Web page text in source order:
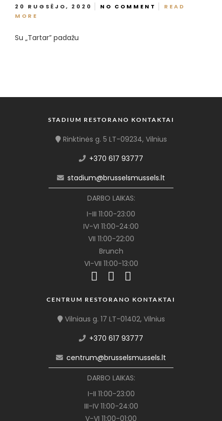
20 RUGSĖJO, 2020 NO COMMENT
READ
MORE
Su „Tartar” padažu
STADIUM RESTORANO KONTAKTAI
Rinktinės g. 5 LT-09234, Vilnius
+370 617 93777
stadium@brusselsmussels.lt
DARBO LAIKAS:
I-III 11:00-23:00
IV-VI 11:00-24:00
VII 11:00-22:00
Brunch
VI-VII 11:00-13:00
CENTRUM RESTORANO KONTAKTAI
Vilniaus g. 17 LT-01402, Vilnius
+370 617 93777
centrum@brusselsmussels.lt
DARBO LAIKAS:
I-II 11:00-23:00
III-IV 11:00-24:00
V-VI 11:00-01:00